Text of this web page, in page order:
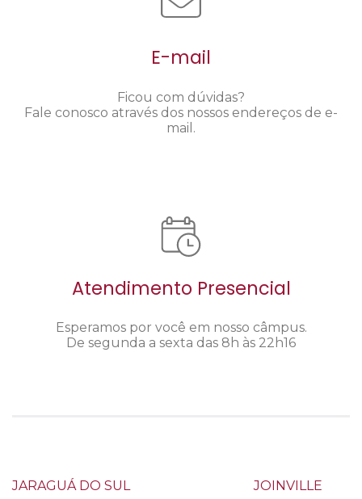
E-mail
Ficou com dúvidas?
Fale conosco através dos nossos endereços de e-
mail.
Atendimento Presencial
Esperamos por você em nosso câmpus.
De segunda a sexta das 8h às 22h16
JARAGUÁ DO SUL JOINVILLE